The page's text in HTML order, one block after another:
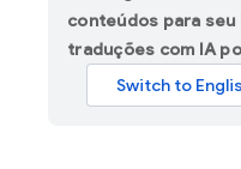
conteúdos para
traduções com IA